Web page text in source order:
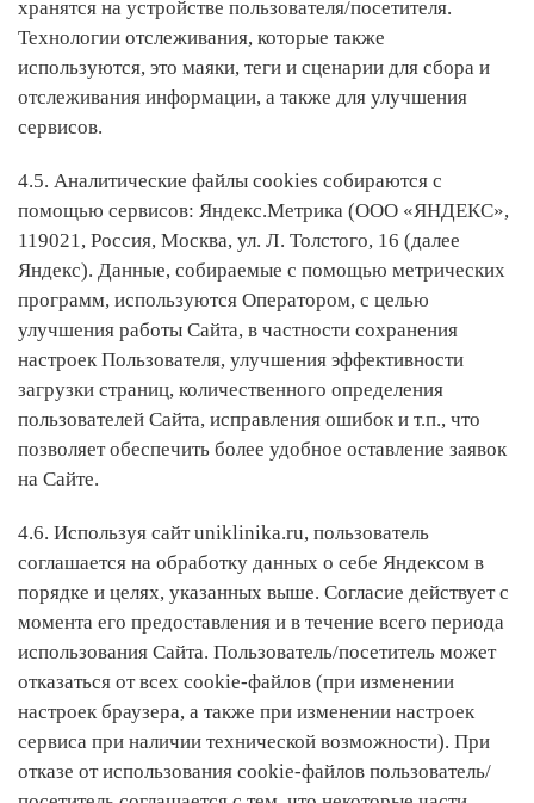
хранятся на устройстве пользователя/посетителя.
Технологии отслеживания, которые также
используются, это маяки, теги и сценарии для сбора и
отслеживания информации, а также для улучшения
сервисов.
4.5. Аналитические файлы cookies собираются с
помощью сервисов: Яндекс.Метрика (ООО «ЯНДЕКС»,
119021, Россия, Москва, ул. Л. Толстого, 16 (далее
Яндекс). Данные, собираемые с помощью метрических
программ, используются Оператором, с целью
улучшения работы Сайта, в частности сохранения
настроек Пользователя, улучшения эффективности
загрузки страниц, количественного определения
пользователей Сайта, исправления ошибок и т.п., что
позволяет обеспечить более удобное оставление заявок
на Сайте.
4.6. Используя сайт uniklinika.ru, пользователь
соглашается на обработку данных о себе Яндексом в
порядке и целях, указанных выше. Согласие действует с
момента его предоставления и в течение всего периода
использования Сайта. Пользователь/посетитель может
отказаться от всех cookie-файлов (при изменении
настроек браузера, а также при изменении настроек
сервиса при наличии технической возможности). При
отказе от использования cookie-файлов пользователь/